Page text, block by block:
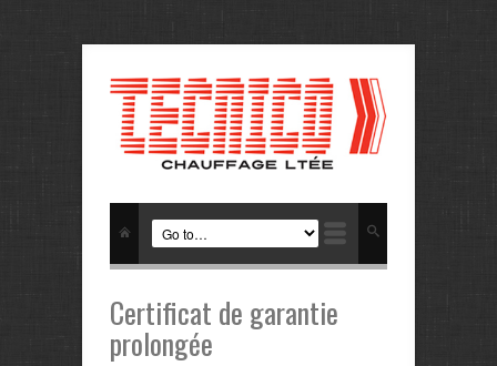
Certificat de garantie
prolongée